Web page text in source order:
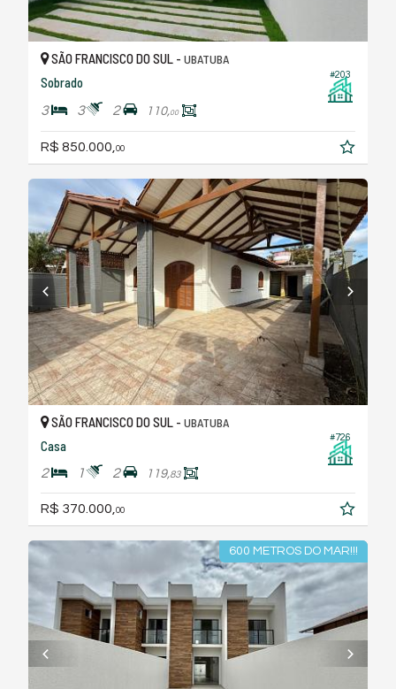
#203
SÃO FRANCISCO DO SUL - UBATUBA
Sobrado
3 3 2 110,00
R$ 850.000, 00
#726
SÃO FRANCISCO DO SUL - UBATUBA
Casa
2 1 2 119,83
R$ 370.000,00
600 METROS DO MAR!!!